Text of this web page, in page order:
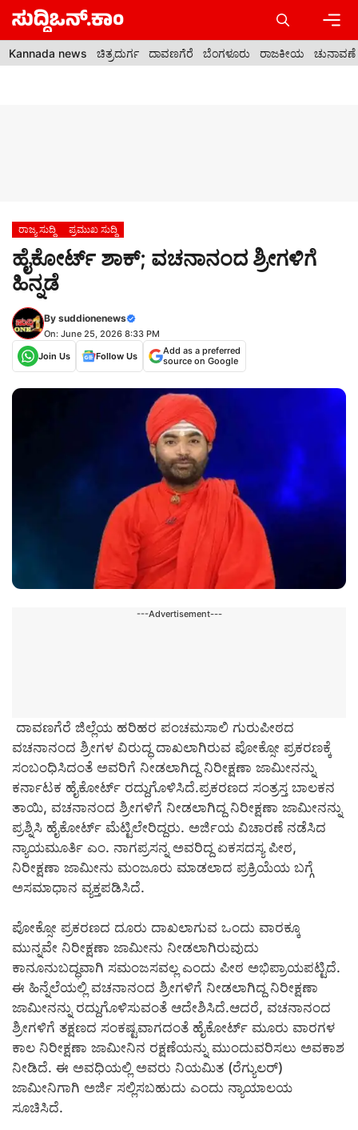
Skip
content
Kannada news ಚಿತ್ರದುರ್ಗ ದಾವಣಗೆರೆ ಬೆಂಗಳೂರು ರಾಜಕೀಯ ಚುನಾವಣೆ
ರಾಜ್ಯ ಸುದ್ದಿ ಪ್ರಮುಖ ಸುದ್ದಿ
ಹೈಕೋರ್ಟ್ ಶಾಕ್; ವಚನಾನಂದ ಶ್ರೀಗಳಿಗೆ
ಹಿನ್ನಡೆ
By suddionenews
On: June 25, 2026 8:33 PM
Join Us
Follow Us
Add as a preferred
source on Google
---Advertisement---
ದಾವಣಗೆರೆ ಜಿಲ್ಲೆಯ ಹರಿಹರ ಪಂಚಮಸಾಲಿ ಗುರುಪೀಠದ
ವಚನಾನಂದ ಶ್ರೀಗಳ ವಿರುದ್ಧ ದಾಖಲಾಗಿರುವ ಪೋಕ್ಸೋ ಪ್ರಕರಣಕ್ಕೆ
ಸಂಬಂಧಿಸಿದಂತೆ ಅವರಿಗೆ ನೀಡಲಾಗಿದ್ದ ನಿರೀಕ್ಷಣಾ ಜಾಮೀನನ್ನು
ಕರ್ನಾಟಕ ಹೈಕೋರ್ಟ್ ರದ್ದುಗೊಳಿಸಿದೆ.ಪ್ರಕರಣದ ಸಂತ್ರಸ್ತ ಬಾಲಕನ
ತಾಯಿ, ವಚನಾನಂದ ಶ್ರೀಗಳಿಗೆ ನೀಡಲಾಗಿದ್ದ ನಿರೀಕ್ಷಣಾ ಜಾಮೀನನ್ನು
ಪ್ರಶ್ನಿಸಿ ಹೈಕೋರ್ಟ್ ಮೆಟ್ಟಿಲೇರಿದ್ದರು. ಅರ್ಜಿಯ ವಿಚಾರಣೆ ನಡೆಸಿದ
ನ್ಯಾಯಮೂರ್ತಿ ಎಂ. ನಾಗಪ್ರಸನ್ನ ಅವರಿದ್ದ ಏಕಸದಸ್ಯ ಪೀಠ,
ನಿರೀಕ್ಷಣಾ ಜಾಮೀನು ಮಂಜೂರು ಮಾಡಲಾದ ಪ್ರಕ್ರಿಯೆಯ ಬಗ್ಗೆ
ಅಸಮಾಧಾನ ವ್ಯಕ್ತಪಡಿಸಿದೆ.
ಪೋಕ್ಸೋ ಪ್ರಕರಣದ ದೂರು ದಾಖಲಾಗುವ ಒಂದು ವಾರಕ್ಕೂ
ಮುನ್ನವೇ ನಿರೀಕ್ಷಣಾ ಜಾಮೀನು ನೀಡಲಾಗಿರುವುದು
ಕಾನೂನುಬದ್ಧವಾಗಿ ಸಮಂಜಸವಲ್ಲ ಎಂದು ಪೀಠ ಅಭಿಪ್ರಾಯಪಟ್ಟಿದೆ.
ಈ ಹಿನ್ನೆಲೆಯಲ್ಲಿ ವಚನಾನಂದ ಶ್ರೀಗಳಿಗೆ ನೀಡಲಾಗಿದ್ದ ನಿರೀಕ್ಷಣಾ
ಜಾಮೀನನ್ನು ರದ್ದುಗೊಳಿಸುವಂತೆ ಆದೇಶಿಸಿದೆ.ಆದರೆ, ವಚನಾನಂದ
ಶ್ರೀಗಳಿಗೆ ತಕ್ಷಣದ ಸಂಕಷ್ಟವಾಗದಂತೆ ಹೈಕೋರ್ಟ್ ಮೂರು ವಾರಗಳ
ಕಾಲ ನಿರೀಕ್ಷಣಾ ಜಾಮೀನಿನ ರಕ್ಷಣೆಯನ್ನು ಮುಂದುವರಿಸಲು ಅವಕಾಶ
ನೀಡಿದೆ. ಈ ಅವಧಿಯಲ್ಲಿ ಅವರು ನಿಯಮಿತ (ರೆಗ್ಯುಲರ್)
ಜಾಮೀನಿಗಾಗಿ ಅರ್ಜಿ ಸಲ್ಲಿಸಬಹುದು ಎಂದು ನ್ಯಾಯಾಲಯ
ಸೂಚಿಸಿದೆ.